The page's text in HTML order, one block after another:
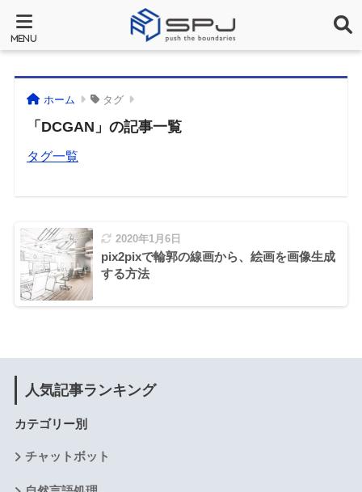
ホーム タグ
「DCGAN」の記事一覧
タグ一覧
2020年1月6日
pix2pixで輪郭の線画から、絵画を画像生成
する方法
人気記事ランキング
カテゴリー別
チャットボット